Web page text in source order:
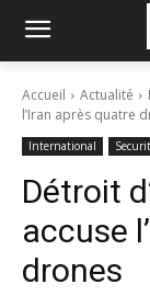
Accueil Actualité
l’Iran après quatre
International
Détroit
accuse
drones